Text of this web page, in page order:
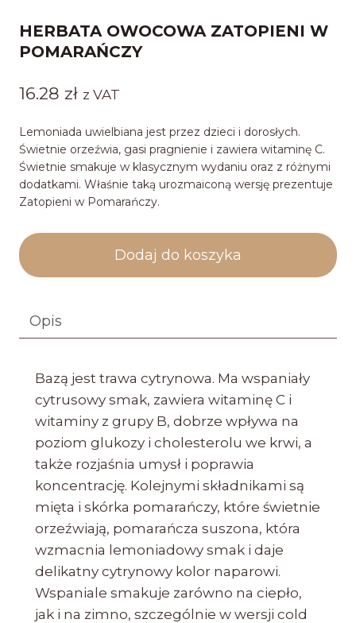
HERBATA OWOCOWA ZATOPIENI W
POMARAŃCZY
16.28 zł z VAT
Lemoniada uwielbiana jest przez dzieci i dorosłych.
Świetnie orzeźwia, gasi pragnienie i zawiera witaminę C.
Świetnie smakuje w klasycznym wydaniu oraz z różnymi
dodatkami. Właśnie taką urozmaiconą wersję prezentuje
Zatopieni w Pomarańczy.
Dodaj do koszyka
Opis
Bazą jest trawa cytrynowa. Ma wspaniały
cytrusowy smak, zawiera witaminę C i
witaminy z grupy B, dobrze wpływa na
poziom glukozy i cholesterolu we krwi, a
także rozjaśnia umysł i poprawia
koncentrację. Kolejnymi składnikami są
mięta i skórka pomarańczy, które świetnie
orzeźwiają, pomarańcza suszona, która
wzmacnia lemoniadowy smak i daje
delikatny cytrynowy kolor naparowi.
Wspaniale smakuje zarówno na ciepło,
jak i na zimno, szczególnie w wersji cold